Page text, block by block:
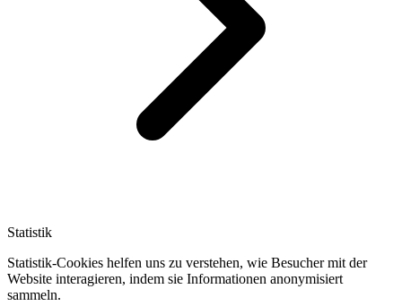
Statistik
Statistik-Cookies helfen uns zu verstehen, wie Besucher mit der
Website interagieren, indem sie Informationen anonymisiert
sammeln.